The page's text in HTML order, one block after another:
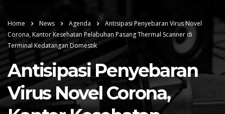
Home News Agenda
Antisipasi Penyebaran Virus Novel
Corona, Kantor Kesehatan Pelabuhan Pasang Thermal Scanner di
Terminal Kedatangan Domestik
Antisipasi Penyebaran
Virus Novel Corona,